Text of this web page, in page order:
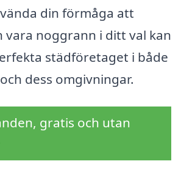
din förmåga att
vara noggrann i ditt val kan
städföretaget i både
dess omgivningar.
gratis och utan